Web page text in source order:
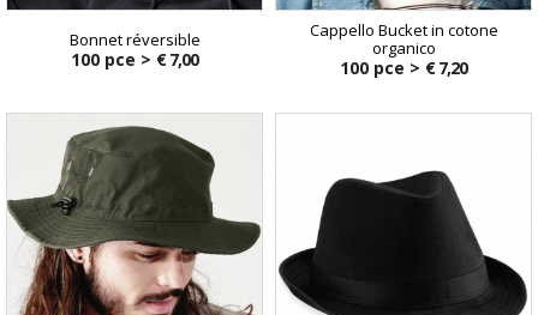
Bonnet réversible
100 pce > € 7,00
Cappello Bucket in cotone
organico
100 pce > € 7,20